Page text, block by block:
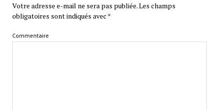
Votre adresse e-mail ne sera pas publiée.Les champs
obligatoires sont indiqués avec *
Commentaire